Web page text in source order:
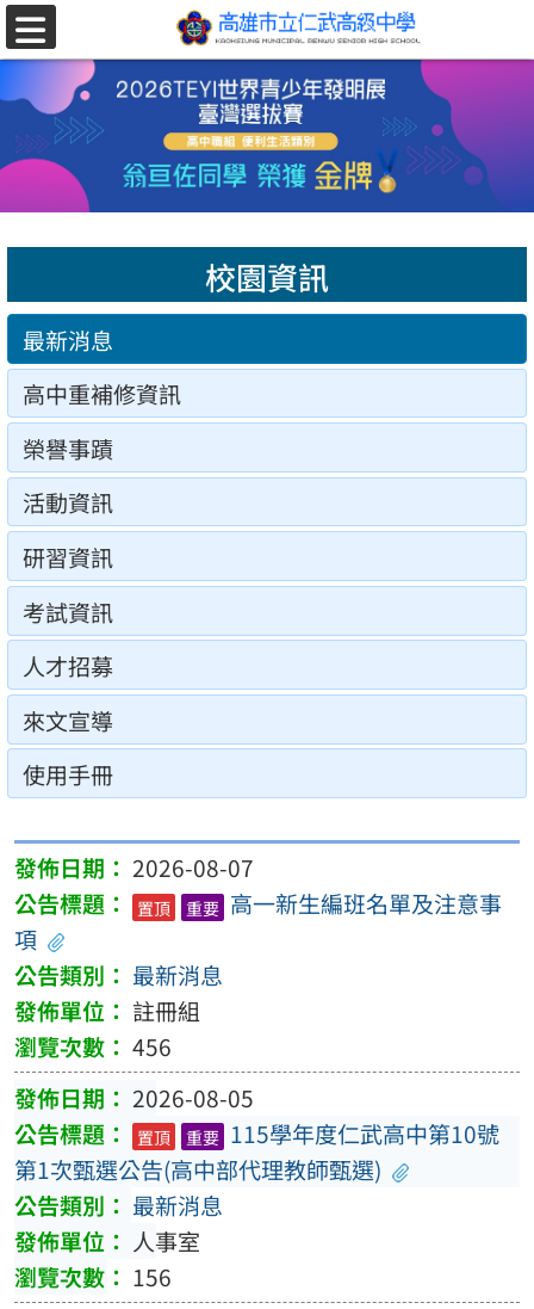
跳至主要內容區
選
單
校園資訊
最新消息
高中重補修資訊
榮譽事蹟
活動資訊
研習資訊
考試資訊
人才招募
來文宣導
使用手冊
2026-08-07
置頂 重要 高一新生編班名單及注意事
項
最新消息
註冊組
456
2026-08-05
置頂 重要 115學年度仁武高中第10號
第1次甄選公告(高中部代理教師甄選)
最新消息
人事室
156